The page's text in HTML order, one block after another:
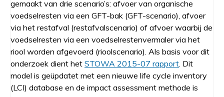
gemaakt van drie scenario’s: afvoer van organische
voedselresten via een GFT-bak (GFT-scenario), afvoer
via het restafval (restafvalscenario) of afvoer waarbij de
voedselresten via een voedselrestenvermaler via het
riool worden afgevoerd (rioolscenario). Als basis voor dit
onderzoek dient het STOWA 2015-07 rapport. Dit
model is geüpdatet met een nieuwe life cycle inventory
(LCI) database en de impact assessment methode is